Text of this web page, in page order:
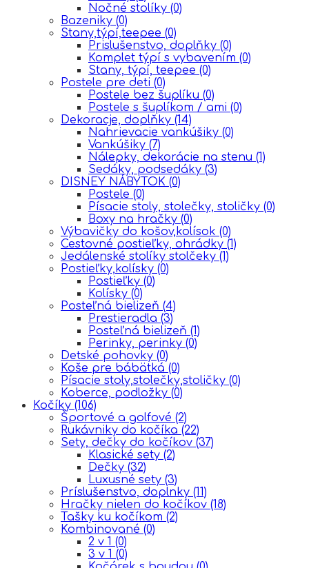
Nočné stolíky (0)
Bazeniky (0)
Stany,týpí,teepee (0)
Prislušenstvo, doplňky (0)
Komplet týpí s vybavením (0)
Stany, týpí, teepee (0)
Postele pre deti (0)
Postele bez šuplíku (0)
Postele s šuplíkom / ami (0)
Dekoracje, doplňky (14)
Nahrievacie vankúšiky (0)
Vankúšiky (7)
Nálepky, dekorácie na stenu (1)
Sedáky, podsedáky (3)
DISNEY NÁBYTOK (0)
Postele (0)
Písacie stoly, stolečky, stoličky (0)
Boxy na hračky (0)
Výbavičky do košov,kolísok (0)
Cestovné postieľky, ohrádky (1)
Jedálenské stolíky stolčeky (1)
Postieľky,kolísky (0)
Postieľky (0)
Kolísky (0)
Posteľná bielizeň (4)
Prestieradla (3)
Posteľná bielizeň (1)
Perinky, perinky (0)
Detské pohovky (0)
Koše pre bábätká (0)
Písacie stoly,stolečky,stoličky (0)
Koberce, podložky (0)
Kočíky (106)
Športové a golfové (2)
Rukávniky do kočíka (22)
Sety, dečky do kočíkov (37)
Klasické sety (2)
Dečky (32)
Luxusné sety (3)
Príslušenstvo, doplnky (11)
Hračky nielen do kočíkov (18)
Tašky ku kočíkom (2)
Kombinované (0)
2 v 1 (0)
3 v 1 (0)